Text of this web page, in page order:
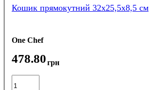
Кошик прямокутний 32х25,5х8,5 см
One Chef
478.80грн